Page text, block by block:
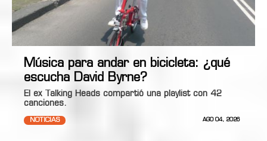
Música para andar en bicicleta: ¿qué
escucha David Byrne?
El ex Talking Heads compartió una playlist con 42
canciones.
NOTICIAS AGO 04, 2026